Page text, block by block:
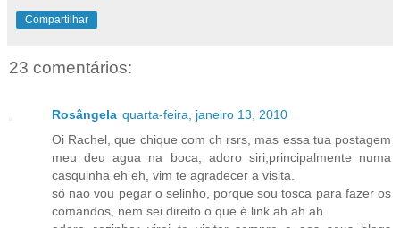
Compartilhar
23 comentários:
Rosângela quarta-feira, janeiro 13, 2010
Oi Rachel, que chique com ch rsrs, mas essa tua postagem
meu deu agua na boca, adoro siri,principalmente numa
casquinha eh eh, vim te agradecer a visita.
só nao vou pegar o selinho, porque sou tosca para fazer os
comandos, nem sei direito o que é link ah ah ah